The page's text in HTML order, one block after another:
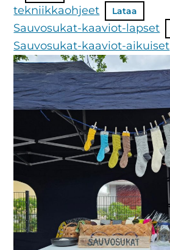
tekniikkaohjeet Lataa
Sauvosukat-kaaviot-lapset
Sauvosukat-kaaviot-aikuiset